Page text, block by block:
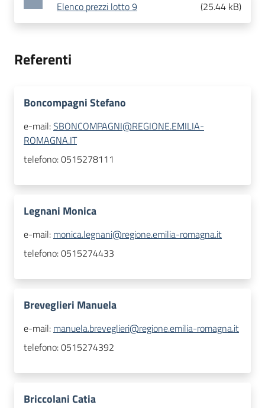
Elenco prezzi lotto 9 (25.44 kB)
Referenti
Boncompagni Stefano
e-mail:SBONCOMPAGNI@REGIONE.EMILIA-
ROMAGNA.IT
telefono:0515278111
Legnani Monica
e-mail: monica.legnani@regione.emilia-romagna.it
telefono:0515274433
Breveglieri Manuela
e-mail: manuela.breveglieri@regione.emilia-romagna.it
telefono:0515274392
Briccolani Catia